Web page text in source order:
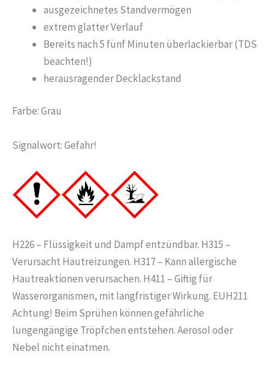
ausgezeichnetes Standvermögen
extrem glatter Verlauf
Bereits nach 5 fünf Minuten überlackierbar (TDS
beachten!)
herausragender Decklackstand
Farbe: Grau
Signalwort: Gefahr!
H226 – Flüssigkeit und Dampf entzündbar. H315 –
Verursacht Hautreizungen. H317 – Kann allergische
Hautreaktionen verursachen. H411 – Giftig für
Wasserorganismen, mit langfristiger Wirkung. EUH211
Achtung! Beim Sprühen können gefährliche
lungengängige Tröpfchen entstehen. Aerosol oder
Nebel nicht einatmen.